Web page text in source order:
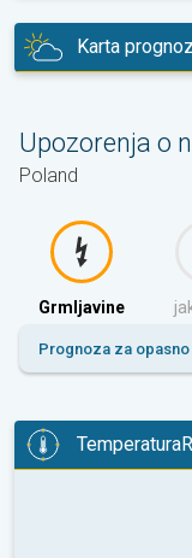
Karta
Upozorenja o
Poland
Grmljavine
Prognoza za